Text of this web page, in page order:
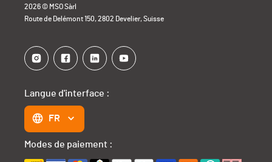
2026 © MSO Sàrl
Route de Delémont 150, 2802 Develier, Suisse
Langue d'interface :
FR
Modes de paiement :